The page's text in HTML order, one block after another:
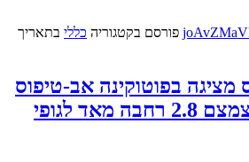
פורסם בקטגוריה כללי בתאריך
מציגה בפוטוקינה אב-טיפוס
של עדשת 10ממ צמצם 2.8 רחבה מאד לגופי